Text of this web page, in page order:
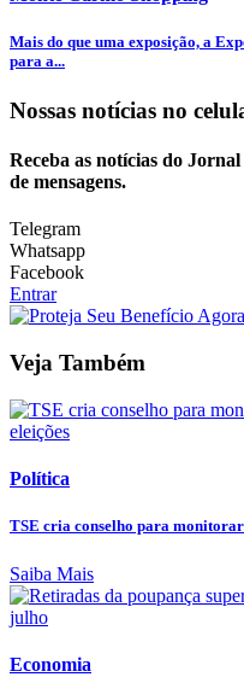
Mais do que uma exposição, a
para a...
Nossas notícias no
Receba as notícias do
de mensagens.
Telegram
Whatsapp
Facebook
Entrar
Veja Também
Política
TSE cria conselho para
Saiba Mais
Economia